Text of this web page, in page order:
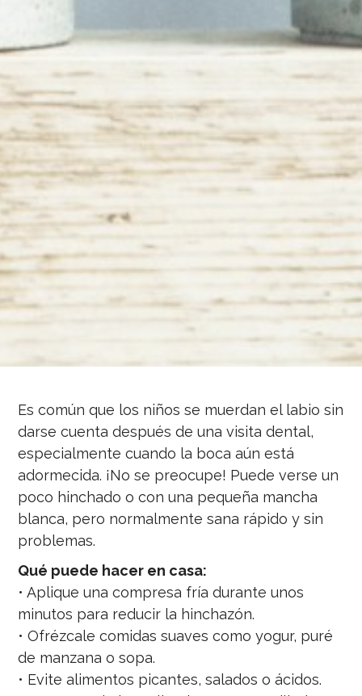
Es común que los niños se muerdan el labio sin
darse cuenta después de una visita dental,
especialmente cuando la boca aún está
adormecida. ¡No se preocupe! Puede verse un
poco hinchado o con una pequeña mancha
blanca, pero normalmente sana rápido y sin
problemas.
Qué puede hacer en casa:
• Aplique una compresa fría durante unos
minutos para reducir la hinchazón.
• Ofrézcale comidas suaves como yogur, puré
de manzana o sopa.
• Evite alimentos picantes, salados o ácidos.